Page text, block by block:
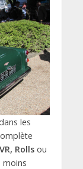
les
Rollsou